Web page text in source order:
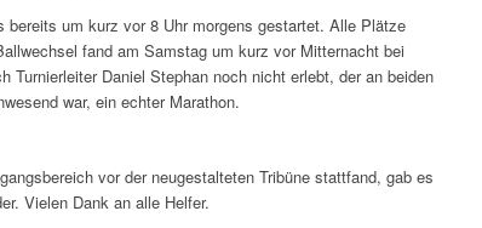
bereits um kurz vor 8 Uhr morgens gestartet. Alle Plätze
fand am Samstag um kurz vor Mitternacht bei
Daniel Stephan noch nicht erlebt, der an beiden
war, ein echter Marathon.
vor der neugestalteten Tribüne stattfand, gab es
Vielen Dank an alle Helfer.